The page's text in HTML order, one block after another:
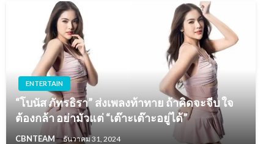
ENTERTAIN
“โบนัส ภัทรธิรา” ส่งเพลงท้าทาย ถ้าคิดจะจีบ ใจ
ต้องกล้า อย่ามัวแต่ “เต๊าะเต๊าะอยู่ได้”
CBNTEAM ธันวาคม 31, 2024